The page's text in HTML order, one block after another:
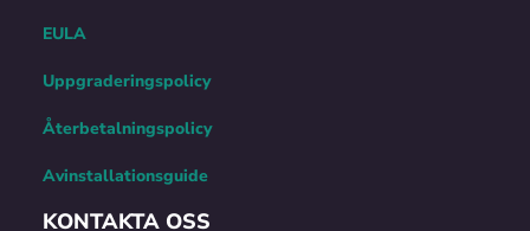
EULA
Uppgraderingspolicy
Återbetalningspolicy
Avinstallationsguide
KONTAKTA OSS